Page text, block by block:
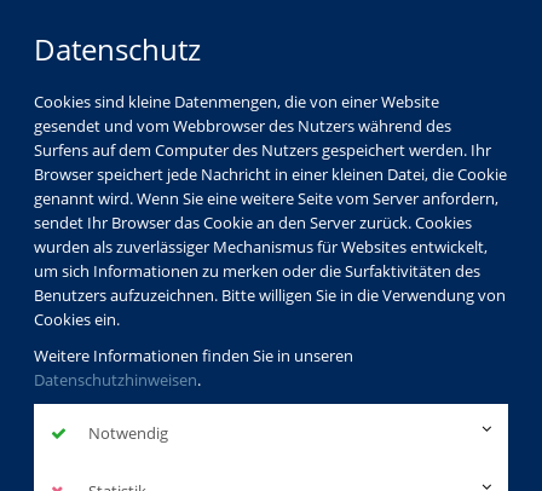
Datenschutz
Cookies sind kleine Datenmengen, die von einer Website
gesendet und vom Webbrowser des Nutzers während des
Surfens auf dem Computer des Nutzers gespeichert werden. Ihr
Browser speichert jede Nachricht in einer kleinen Datei, die Cookie
genannt wird. Wenn Sie eine weitere Seite vom Server anfordern,
sendet Ihr Browser das Cookie an den Server zurück. Cookies
wurden als zuverlässiger Mechanismus für Websites entwickelt,
um sich Informationen zu merken oder die Surfaktivitäten des
Benutzers aufzuzeichnen. Bitte willigen Sie in die Verwendung von
Cookies ein.
Weitere Informationen finden Sie in unseren
Datenschutzhinweisen.
Notwendig